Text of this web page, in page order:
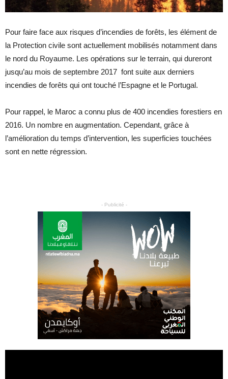
Pour faire face aux risques d’incendies de forêts, les élément de
la Protection civile sont actuellement mobilisés notamment dans
le nord du Royaume. Les opérations sur le terrain, qui dureront
jusqu’au mois de septembre 2017 font suite aux derniers
incendies de forêts qui ont touché l’Espagne et le Portugal.
Pour rappel, le Maroc a connu plus de 400 incendies forestiers en
2016. Un nombre en augmentation. Cependant, grâce à
l’amélioration du temps d’intervention, les superficies touchées
sont en nette régression.
- Publicité -